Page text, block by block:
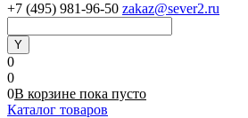
+7 (495) 981-96-50 zakaz@sever2.ru
0
0
0В корзине пока пусто
Каталог товаров